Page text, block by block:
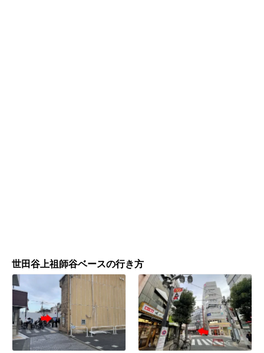
世田谷上祖師谷ベースの行き方